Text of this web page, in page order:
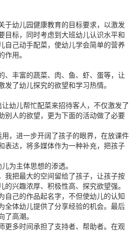
幼儿园健康教育的目标要求，以激发
目标，同时考虑到大班幼儿认识水平和
自己动手配菜，使幼儿学会简单的营养
作用。
丰富的蔬菜、肉、鱼、虾、蛋等，让
发了幼儿探究的欲望和学习热情。
儿帮忙配菜来招待客人，不仅激发了
别人的欲望，更为下面的活动做了必要
进一步开阔了孩子的眼界，在放课件
表达，将多媒体作为一种补充，把孩子
主体思想的渗透。
把最大的空间留给了孩子，让孩子按
的兴趣浓厚、积极性高、探究欲望强。
自己的作品起名字，不但使幼儿的认知
全体幼儿提供了分享经验的机会。最后
了高潮。
多时间承担了支持者、帮助者。在观